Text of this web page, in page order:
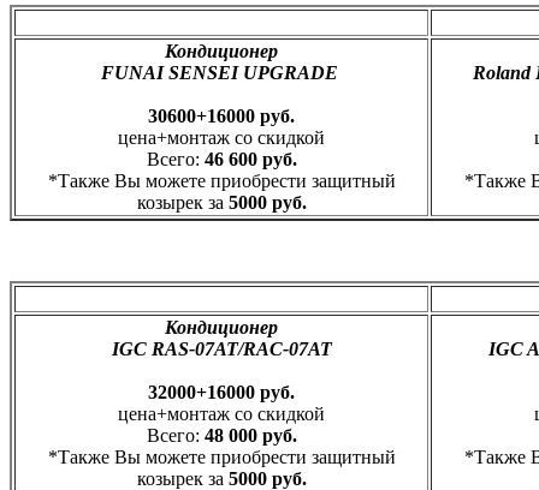
Кондиционер
FUNAI SENSEI UPGRADE
30600+16000 руб.
цена+монтаж со скидкой
Всего: 46 600 руб.
*Также Вы можете приобрести защитный
козырек за 5000 руб.
Roland
*Также
Кондиционер
IGC RAS-07AT/RAC-07AT
32000+16000 руб.
цена+монтаж со скидкой
Всего: 48 000 руб.
*Также Вы можете приобрести защитный
козырек за 5000 руб.
IGC
*Также